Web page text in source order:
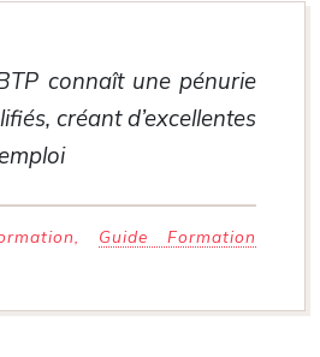
connaît une pénurie
créant d’excellentes
Guide Formation